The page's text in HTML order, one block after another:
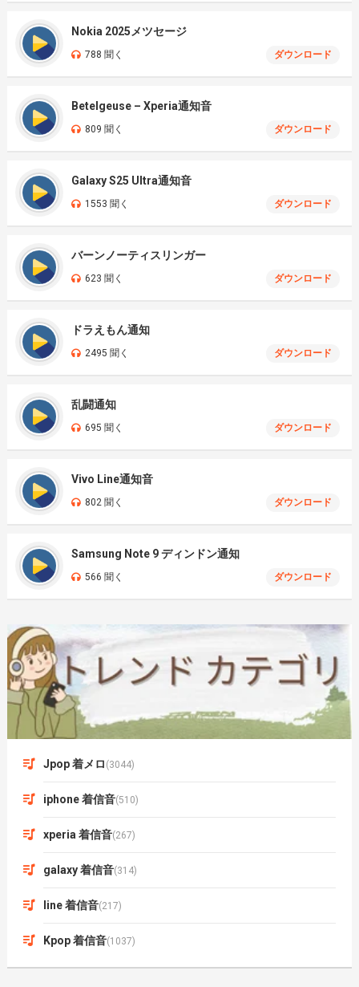
Nokia 2025メツセージ
788 聞く ダウンロード
Betelgeuse – Xperia通知音
809 聞く ダウンロード
Galaxy S25 Ultra通知音
1553 聞く ダウンロード
バーンノーティスリンガー
623 聞く ダウンロード
ドラえもん通知
2495 聞く ダウンロード
乱闘通知
695 聞く ダウンロード
Vivo Line通知音
802 聞く ダウンロード
Samsung Note 9 ディンドン通知
566 聞く ダウンロード
Jpop 着メロ (3044)
iphone 着信音(510)
xperia 着信音(267)
galaxy 着信音(314)
line 着信音(217)
Kpop 着信音(1037)